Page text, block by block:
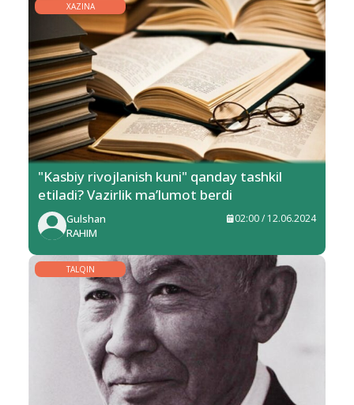
XAZINA
"Kasbiy rivojlanish kuni" qanday tashkil
etiladi? Vazirlik ma’lumot berdi
Gulshan
RAHIM
02:00 / 12.06.2024
TALQIN